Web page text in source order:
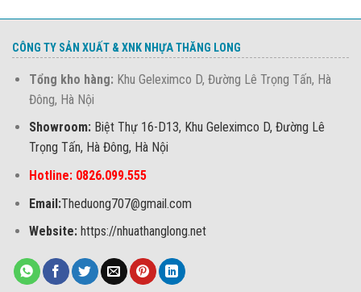
CÔNG TY SẢN XUẤT & XNK NHỰA THĂNG LONG
Tổng kho hàng: Khu Geleximco D, Đường Lê Trọng Tấn, Hà
Đông, Hà Nội
Showroom: Biệt Thự 16-D13, Khu Geleximco D, Đường Lê
Trọng Tấn, Hà Đông, Hà Nội
Hotline: 0826.099.555
Email:Theduong707@gmail.com
Website:https://nhuathanglong.net